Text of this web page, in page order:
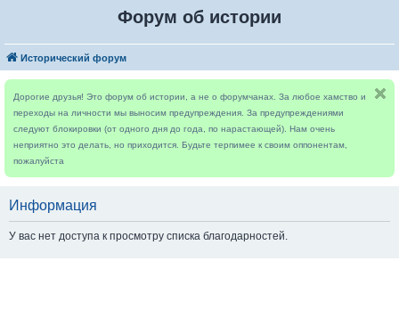
Форум об истории
Исторический форум
Дорогие друзья! Это форум об истории, а не о форумчанах. За любое хамство и
переходы на личности мы выносим предупреждения. За предупреждениями
следуют блокировки (от одного дня до года, по нарастающей). Нам очень
неприятно это делать, но приходится. Будьте терпимее к своим оппонентам,
пожалуйста
Информация
У вас нет доступа к просмотру списка благодарностей.